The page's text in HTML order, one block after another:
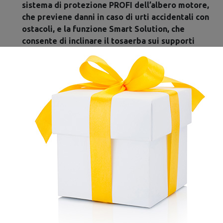
sistema di protezione PROFI dell’albero motore,
che previene danni in caso di urti accidentali con
ostacoli, e la funzione Smart Solution, che
consente di inclinare il tosaerba sui supporti
manutenzione semplificata
Superficie:400 - 1000 m2
Avviamento:
Avanzamento:
Semovente
Trasmissione:
1 marcia
Benzina
1P65FE-2
166 cc